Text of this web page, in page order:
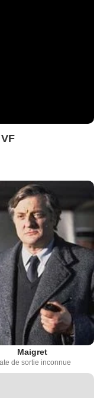
Maigret
de sortie inconnue